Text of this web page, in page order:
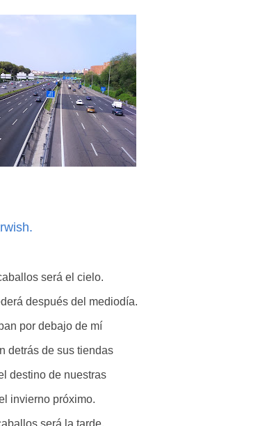
será el cielo.
después del mediodía.
por debajo de mí
detrás de sus tiendas
destino de nuestras
invierno próximo.
será la tarde.